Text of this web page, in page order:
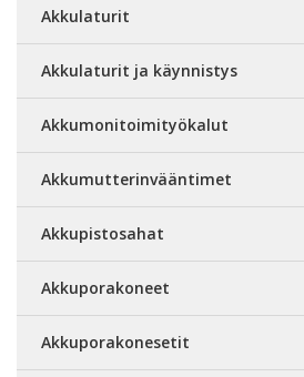
Akkulaturit
Akkulaturit ja käynnistys
Akkumonitoimityökalut
Akkumutterinvääntimet
Akkupistosahat
Akkuporakoneet
Akkuporakonesetit